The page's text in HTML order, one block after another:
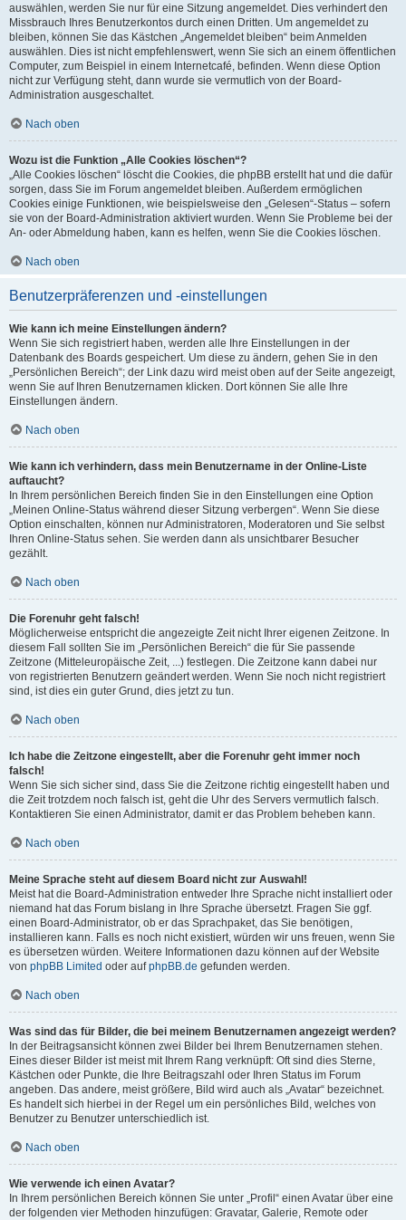
auswählen, werden Sie nur für eine Sitzung angemeldet. Dies verhindert den
Missbrauch Ihres Benutzerkontos durch einen Dritten. Um angemeldet zu
bleiben, können Sie das Kästchen „Angemeldet bleiben“ beim Anmelden
auswählen. Dies ist nicht empfehlenswert, wenn Sie sich an einem öffentlichen
Computer, zum Beispiel in einem Internetcafé, befinden. Wenn diese Option
nicht zur Verfügung steht, dann wurde sie vermutlich von der Board-
Administration ausgeschaltet.
Nach oben
Wozu ist die Funktion „Alle Cookies löschen“?
„Alle Cookies löschen“ löscht die Cookies, die phpBB erstellt hat und die dafür
sorgen, dass Sie im Forum angemeldet bleiben. Außerdem ermöglichen
Cookies einige Funktionen, wie beispielsweise den „Gelesen“-Status – sofern
sie von der Board-Administration aktiviert wurden. Wenn Sie Probleme bei der
An- oder Abmeldung haben, kann es helfen, wenn Sie die Cookies löschen.
Nach oben
Benutzerpräferenzen und -einstellungen
Wie kann ich meine Einstellungen ändern?
Wenn Sie sich registriert haben, werden alle Ihre Einstellungen in der
Datenbank des Boards gespeichert. Um diese zu ändern, gehen Sie in den
„Persönlichen Bereich“; der Link dazu wird meist oben auf der Seite angezeigt,
wenn Sie auf Ihren Benutzernamen klicken. Dort können Sie alle Ihre
Einstellungen ändern.
Nach oben
Wie kann ich verhindern, dass mein Benutzername in der Online-Liste
auftaucht?
In Ihrem persönlichen Bereich finden Sie in den Einstellungen eine Option
„Meinen Online-Status während dieser Sitzung verbergen“. Wenn Sie diese
Option einschalten, können nur Administratoren, Moderatoren und Sie selbst
Ihren Online-Status sehen. Sie werden dann als unsichtbarer Besucher
gezählt.
Nach oben
Die Forenuhr geht falsch!
Möglicherweise entspricht die angezeigte Zeit nicht Ihrer eigenen Zeitzone. In
diesem Fall sollten Sie im „Persönlichen Bereich“ die für Sie passende
Zeitzone (Mitteleuropäische Zeit, ...) festlegen. Die Zeitzone kann dabei nur
von registrierten Benutzern geändert werden. Wenn Sie noch nicht registriert
sind, ist dies ein guter Grund, dies jetzt zu tun.
Nach oben
Ich habe die Zeitzone eingestellt, aber die Forenuhr geht immer noch
falsch!
Wenn Sie sich sicher sind, dass Sie die Zeitzone richtig eingestellt haben und
die Zeit trotzdem noch falsch ist, geht die Uhr des Servers vermutlich falsch.
Kontaktieren Sie einen Administrator, damit er das Problem beheben kann.
Nach oben
Meine Sprache steht auf diesem Board nicht zur Auswahl!
Meist hat die Board-Administration entweder Ihre Sprache nicht installiert oder
niemand hat das Forum bislang in Ihre Sprache übersetzt. Fragen Sie ggf.
einen Board-Administrator, ob er das Sprachpaket, das Sie benötigen,
installieren kann. Falls es noch nicht existiert, würden wir uns freuen, wenn Sie
es übersetzen würden. Weitere Informationen dazu können auf der Website
von phpBB Limited oder aufphpBB.de gefunden werden.
Nach oben
Was sind das für Bilder, die bei meinem Benutzernamen angezeigt werden?
In der Beitragsansicht können zwei Bilder bei Ihrem Benutzernamen stehen.
Eines dieser Bilder ist meist mit Ihrem Rang verknüpft: Oft sind dies Sterne,
Kästchen oder Punkte, die Ihre Beitragszahl oder Ihren Status im Forum
angeben. Das andere, meist größere, Bild wird auch als „Avatar“ bezeichnet.
Es handelt sich hierbei in der Regel um ein persönliches Bild, welches von
Benutzer zu Benutzer unterschiedlich ist.
Nach oben
Wie verwende ich einen Avatar?
In Ihrem persönlichen Bereich können Sie unter „Profil“ einen Avatar über eine
der folgenden vier Methoden hinzufügen: Gravatar, Galerie, Remote oder